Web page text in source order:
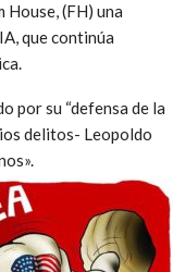
(FH) una
que continúa
por su “defensa de la
delitos- Leopoldo